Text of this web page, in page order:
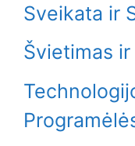
Sveikata ir
Švietimas